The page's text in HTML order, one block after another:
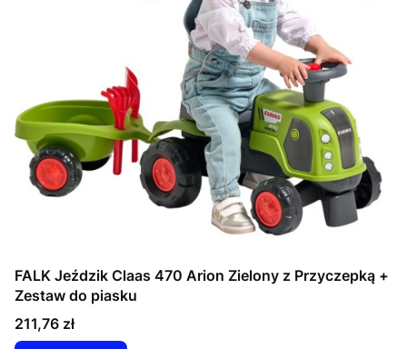
FALK Jeździk Claas 470 Arion Zielony z Przyczepką +
Zestaw do piasku
Cena
211,76 zł